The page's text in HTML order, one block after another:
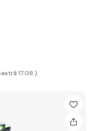
17.08.)